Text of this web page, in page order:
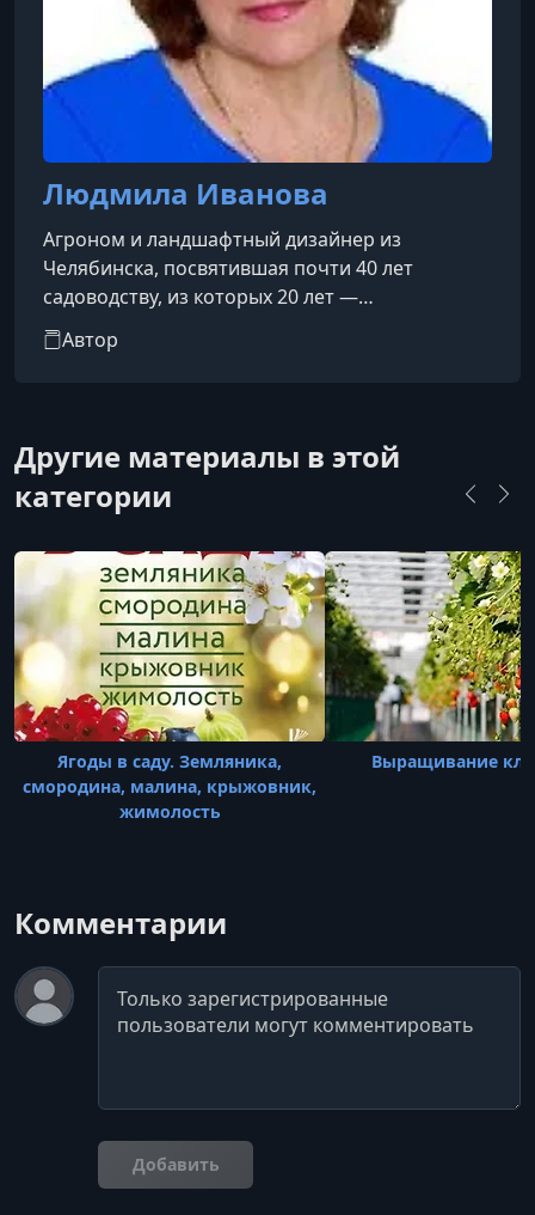
Людмила Иванова
Агроном и ландшафтный дизайнер из
Челябинска, посвятившая почти 40 лет
садоводству, из которых 20 лет —
профессиональной деятельности в
агрономии. Она является автором методики
проводит мастер-классы по этой теме.
Автор
Другие материалы в этой
категории
Ягоды в саду. Земляника,
смородина, малина, крыжовник,
жимолость
Выращивание
Комментарии
Комментарий
Добавить